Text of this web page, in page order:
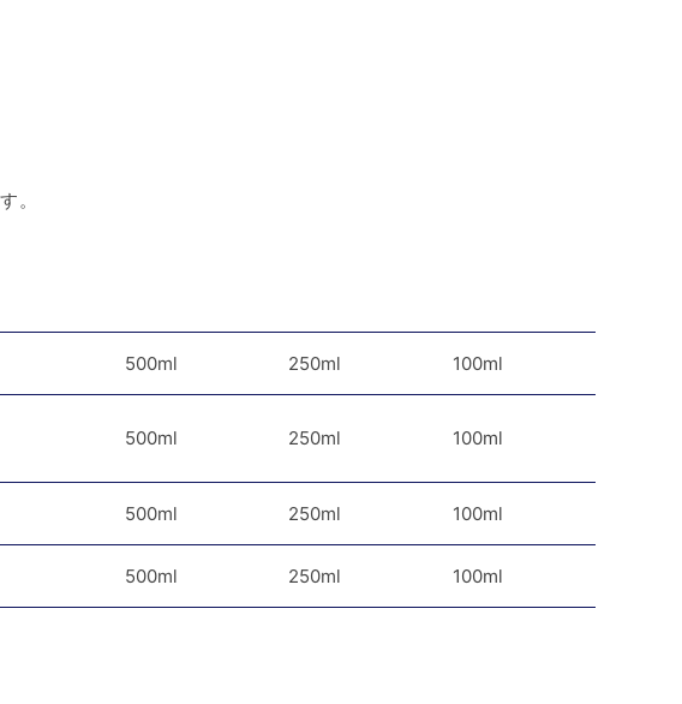
。
500ml 250ml 100ml
500ml 250ml 100ml
500ml 250ml 100ml
500ml 250ml 100ml